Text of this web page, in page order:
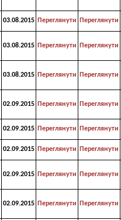
03.08.2015 Переглянути Переглянути
03.08.2015 Переглянути Переглянути
03.08.2015 Переглянути Переглянути
02.09.2015 Переглянути Переглянути
02.09.2015 Переглянути Переглянути
02.09.2015 Переглянути Переглянути
02.09.2015 Переглянути Переглянути
02.09.2015 Переглянути Переглянути